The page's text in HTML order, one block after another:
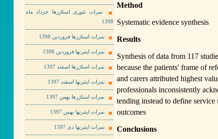
Method
Systematic evidence synthesis
Results
Synthesis of data from 117
because the patients' frame of
and carers attributed highest
professionals inconsistently
tending instead to define
outcomes
Conclusions
نمرات تئوری استاژرها خرداد ماه
1398
نمرات استاژرها فروردین 1398
نمرات اینترنها فروردین 1398
نمرات استاژرها اسفند 1397
نمرات اینترنها اسفند 1397
نمرات استاژرها بهمن 1397
نمرات اینترنها بهمن 1397
نمرات اینترنها دی 1397